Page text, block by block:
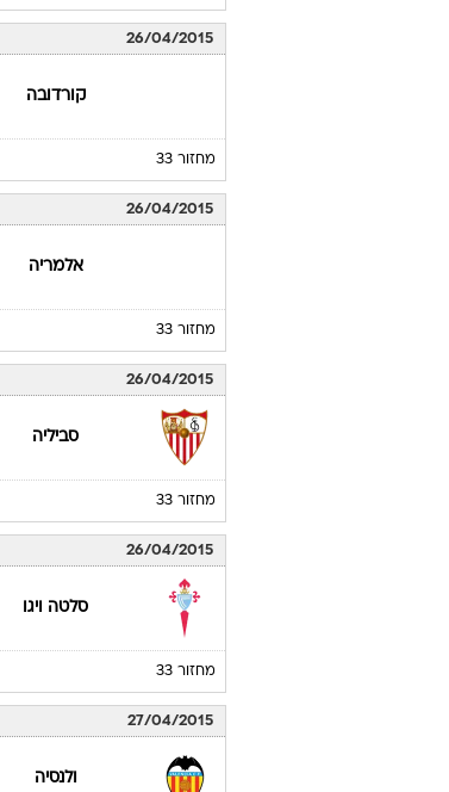
26/04/2015
קורדובה
מחזור 33
26/04/2015
אלמריה
מחזור 33
26/04/2015
סביליה
מחזור 33
26/04/2015
סלטה ויגו
מחזור 33
27/04/2015
ולנסיה